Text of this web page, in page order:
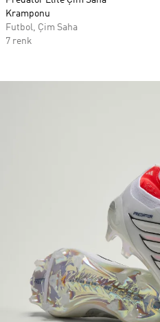
Kramponu
Futbol, Çim Saha
7 renk